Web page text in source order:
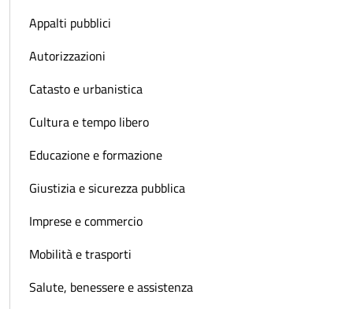
Appalti pubblici
Autorizzazioni
Catasto e urbanistica
Cultura e tempo libero
Educazione e formazione
Giustizia e sicurezza pubblica
Imprese e commercio
Mobilità e trasporti
Salute, benessere e assistenza